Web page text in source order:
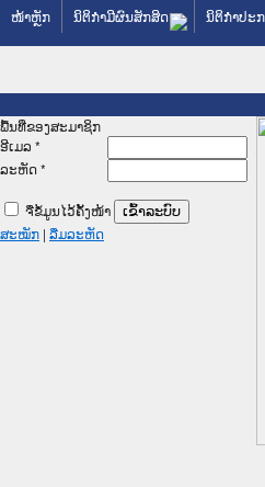
ໜ້າຫຼັກ ນິຕິກໍາມີຜົນສັກສິດ ນິຕິກໍາປະ
ພື້ນທີ່ຂອງສະມາຊິກ
ອີເມລ *
ລະຫັດ*
ຈື່ຂໍ້ມູນໄວ້ຄັ້ງໜ້າ
ສະໝັກ | ລືມລະຫັດ